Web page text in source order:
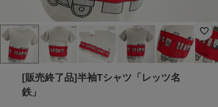
[販売終了品]半袖Tシャツ「レッツ名
鉄」